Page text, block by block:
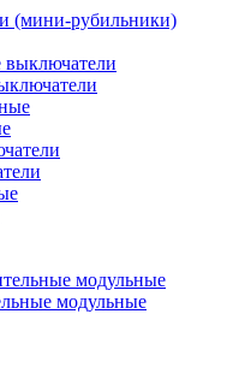
(мини-рубильники)
модульные